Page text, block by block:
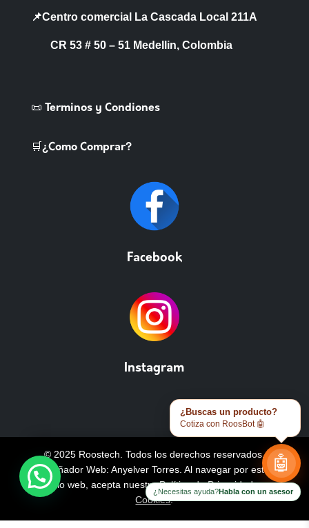
📌Centro comercial La Cascada Local 211A
CR 53 # 50 – 51 Medellin, Colombia
📜 Terminos y Condiones
🛒¿Como Comprar?
Facebook
Instagram
© 2025 Roostech. Todos los derechos reservados.
Diseñador Web: Anyelver Torres. Al navegar por este
sitio web, acepta nuestraPolítica de Privacidad y
Cookies.
¿Buscas un producto?
Cotiza con RoosBot 🤖
🤖
¿Necesitas ayuda?Habla con un asesor